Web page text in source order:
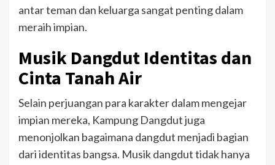
antar teman dan keluarga sangat penting dalam
meraih impian.
Musik Dangdut Identitas dan
Cinta Tanah Air
Selain perjuangan para karakter dalam mengejar
impian mereka, Kampung Dangdut juga
menonjolkan bagaimana dangdut menjadi bagian
dari identitas bangsa. Musik dangdut tidak hanya